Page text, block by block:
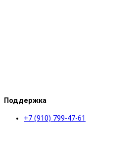
Поддержка
+7 (910) 799-47-61